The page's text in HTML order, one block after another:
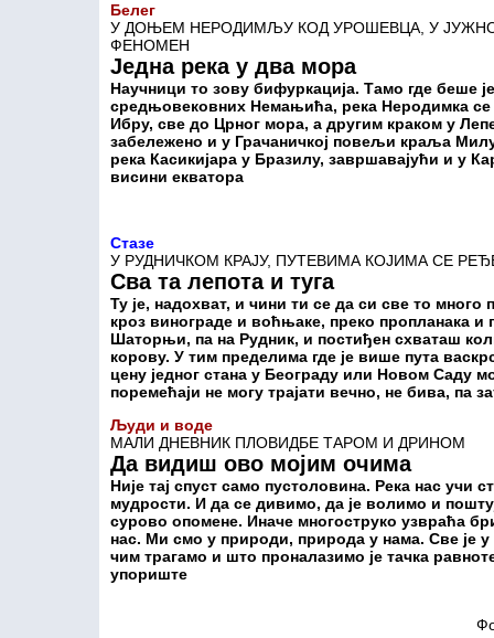
Белег
У ДОЊЕМ НЕРОДИМЉУ КОД УРОШЕВЦА, У
ФЕНОМЕН
Једна река у два мора
Научници то зову бифуркација. Тамо где беше
средњовековних Немањића, река Неродимка се
Ибру, све до Црног мора, а другим краком у
забележено и у Грачаничкој повељи краља
река Касикијара у Бразилу, завршавајући и у
висини екватора
Стазе
У РУДНИЧКОМ КРАЈУ, ПУТЕВИМА КОЈИМА СЕ
Сва та лепота и туга
Ту је, надохват, и чини ти се да си све то
кроз винограде и воћњаке, преко пропланака
Шаторњи, па на Рудник, и постиђен схваташ
корову. У тим пределима где је више пута
цену једног стана у Београду или Новом Саду
поремећаји не могу трајати вечно, не бива, па
Људи и воде
МАЛИ ДНЕВНИК ПЛОВИДБЕ ТАРОМ И ДРИНОМ
Да видиш ово мојим очима
Није тај спуст само пустоловина. Река нас
мудрости. И да се дивимо, да је волимо и
сурово опомене. Иначе многоструко узвраћа
нас. Ми смо у природи, природа у нама. Све је у
чим трагамо и што проналазимо је тачка
упориште